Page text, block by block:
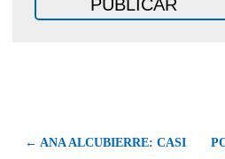
← ANA ALCUBIERRE: CASI